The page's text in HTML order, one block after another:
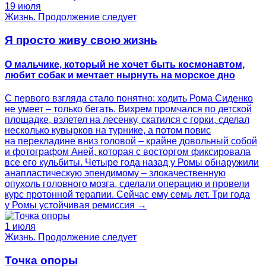
19 июля
Жизнь. Продолжение следует
Я просто живу свою жизнь
О мальчике, который не хочет быть космонавтом,
любит собак и мечтает нырнуть на морское дно
С первого взгляда стало понятно: ходить Рома Сиденко
не умеет – только бегать. Вихрем промчался по детской
площадке, взлетел на лесенку, скатился с горки, сделал
несколько кувырков на турнике, а потом повис
на перекладине вниз головой – крайне довольный собой
и фотографом Аней, которая с восторгом фиксировала
все его кульбиты. Четыре года назад у Ромы обнаружили
анапластическую эпендимому – злокачественную
опухоль головного мозга, сделали операцию и провели
курс протонной терапии. Сейчас ему семь лет. Три года
у Ромы устойчивая ремиссия →
1 июля
Жизнь. Продолжение следует
Точка опоры